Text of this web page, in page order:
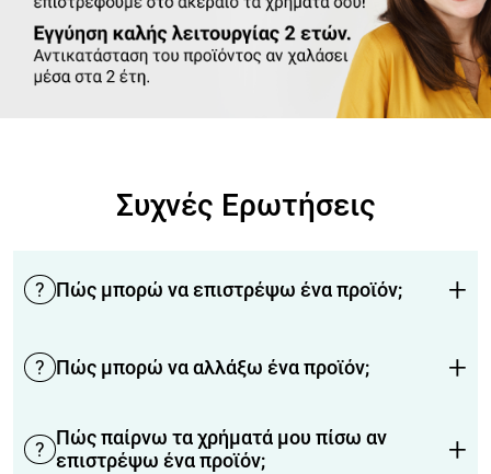
Συχνές Ερωτήσεις
? Πώς μπορώ να επιστρέψω ένα προϊόν; +
? Πώς μπορώ να αλλάξω ένα προϊόν; +
? Πώς παίρνω τα χρήματά μου πίσω αν
επιστρέψω ένα προϊόν;
+